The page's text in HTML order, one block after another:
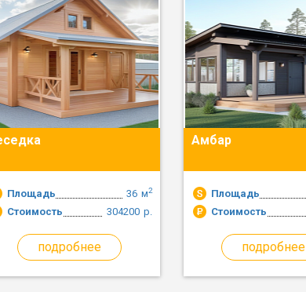
Площадь м2
36
Стоимость
р.
304200
подробнее
Амбар
Площадь
Стоимость
подробнее